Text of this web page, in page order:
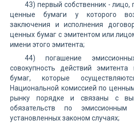
43) первый собственник - лицо,
ценные бумаги у которого
заключения и исполнения
ценных бумаг с эмитентом или
имени этого эмитента;
44) погашение
совокупность действий
бумаг, которые
Национальной комиссией по
рынку порядке и связаны с
обязательств по
установленных законом случаях;